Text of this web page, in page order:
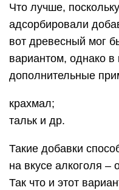
Что лучше,
адсорбировали
вот древесный мог
вариантом, однако в
дополнительные
крахмал;
тальк и др.
Такие добавки
на вкусе алкоголя –
Так что и этот